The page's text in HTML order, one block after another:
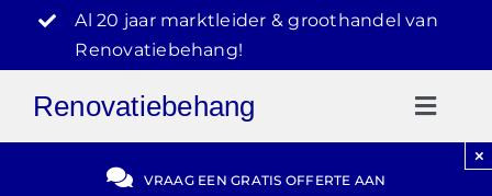
inhoud
Al 20 jaar marktleider & groothandel van
Renovatiebehang!
Renovatiebehang
Gratis Offerte
VRAAG EEN GRATIS OFFERTE AAN
×